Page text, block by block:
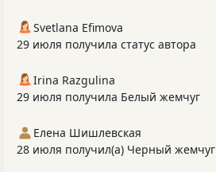
Svetlana Efimova
29 июля получила статус автора
Irina Razgulina
29 июля получила Белый жемчуг
Елена Шишлевская
28 июля получил(а) Черный жемчуг